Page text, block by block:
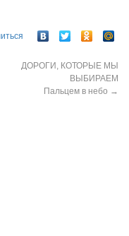
ДОРОГИ, КОТОРЫЕ МЫ
ВЫБИРАЕМ
Пальцем в небо →